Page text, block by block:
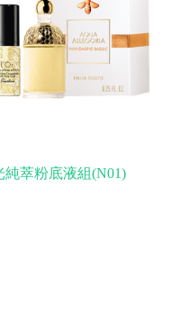
純萃粉底液組(N01)